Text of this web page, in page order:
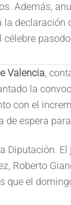
Además,
la declaración
célebre
Valencia,
la
con el
espera
Diputación.
Roberto
que el